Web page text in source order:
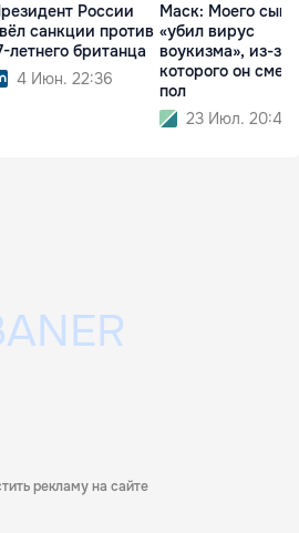
России
санкции против
летнего британца
4 Июн. 22:36
Маск: Моего сына
«убил вирус
воукизма», из-за
которого он
пол
23 Июл. 20:43
рекламу на сайте